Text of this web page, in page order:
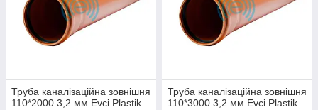
Труба каналізаційна зовнішня
110*2000 3,2 мм Evci Plastik
Труба каналізаційна зовнішня
110*3000 3,2 мм Evci Plastik